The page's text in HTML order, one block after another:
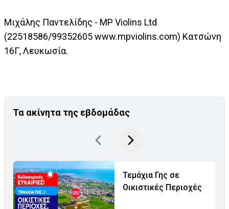
Μιχάλης Παντελίδης - MP Violins Ltd
(22518586/99352605 www.mpviolins.com) Κατσώνη
16Γ, Λευκωσία.
Τα ακίνητα της εβδομάδας
Τεμάχια Γης σε
Οικιστικές Περιοχές